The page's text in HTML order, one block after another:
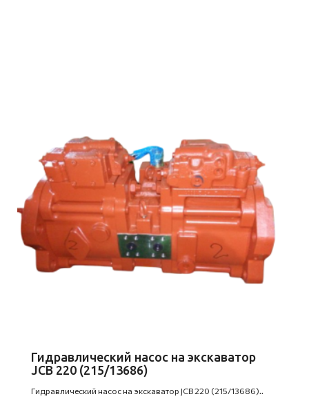
Гидравлический насос на экскаватор
JCB 220 (215/13686)
Гидравлический насос на экскаватор JCB 220 (215/13686)..